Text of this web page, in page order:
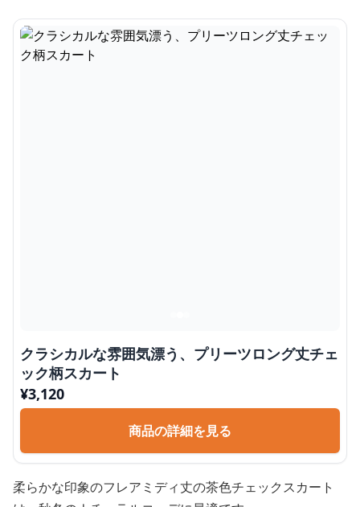
クラシカルな雰囲気漂う、プリーツロング丈チェ
ック柄スカート
¥3,120
商品の詳細を見る
柔らかな印象のフレアミディ丈の茶色チェックスカート